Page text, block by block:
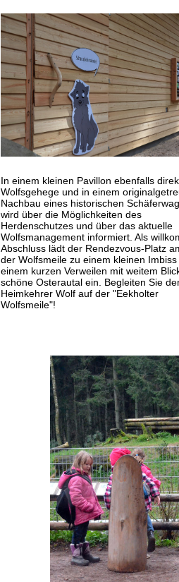
In einem kleinen Pavillon ebenfalls
Wolfsgehege und in einem
Nachbau eines historischen
wird über die Möglichkeiten des
Herdenschutzes und über das aktuelle
Wolfsmanagement informiert. Als
Abschluss lädt der Rendezvous-Platz
der Wolfsmeile zu einem kleinen
einem kurzen Verweilen mit weitem
schöne Osterautal ein. Begleiten Sie
Heimkehrer Wolf auf der "Eekholter
Wolfsmeile"!